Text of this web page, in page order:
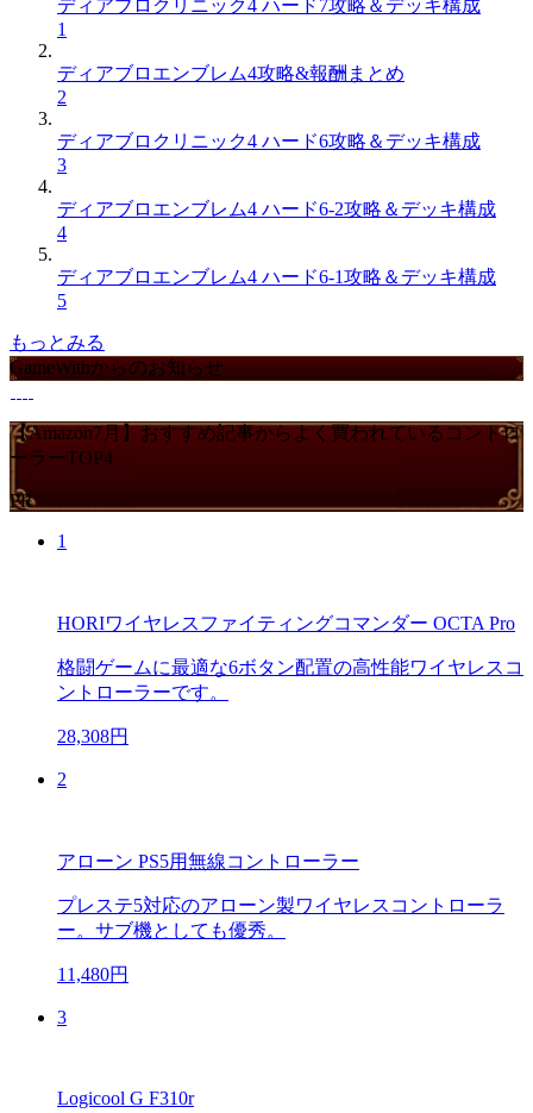
ディアブロクリニック4 ハード7攻略＆デッキ構成
1
ディアブロエンブレム4攻略&報酬まとめ
2
ディアブロクリニック4 ハード6攻略＆デッキ構成
3
ディアブロエンブレム4 ハード6-2攻略＆デッキ構成
4
ディアブロエンブレム4 ハード6-1攻略＆デッキ構成
5
もっとみる
GameWithからのお知らせ
【Amazon7月】おすすめ記事からよく買われているコントロ
ーラーTOP4
PR
1
HORIワイヤレスファイティングコマンダー OCTA Pro
格闘ゲームに最適な6ボタン配置の高性能ワイヤレスコ
ントローラーです。
28,308円
2
アローン PS5用無線コントローラー
プレステ5対応のアローン製ワイヤレスコントローラ
ー。サブ機としても優秀。
11,480円
3
Logicool G F310r